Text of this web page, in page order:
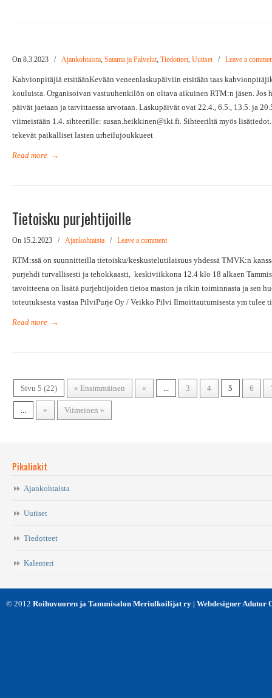
On 8.3.2023 / Ajankohtaista, Satama ja Palvelut, Tiedotteet, Uutiset / Leave a
Kahvionpitäjiä etsitäänKevään veneenlaskupäiviin etsitään taas
kouluista. Organisoivan vastuuhenkilön on oltava aikuinen RTM:n jäsen. Jos
päivät jaetaan ja tarvittaessa arvotaan. Laskupäivät ovat 22.4., 6.5., 13.5. ja
viimeistään 1.4. sihteerille: susan.heikkinen@iki.fi. Sihteeriltä myös
tekevät paikalliset lasten urheilujoukkueet
Read more →
Tietoisku purjehtijoille
On 15.2.2023 / Ajankohtaista / Leave a comment
RTM:ssä on suunnitteilla tietoisku/keskustelutilaisuus yhdessä TMVK:n
purjehdi turvallisesti ja tehokkaasti, keskiviikkona 12.4 klo 18 alkaen
tavoitteena on lisätä purjehtijoiden tietoa maston ja rikin toiminnasta ja sen
toteutuksesta vastaa PilviPurje Oy / Veikko Pilvi Ilmoittautumisesta ym tulee
Read more →
Sivu 5 (22) « Ensimmäinen « ... 3 4 5 6
... » Viimeinen »
Pikalinkit
Ajankohtaista
Uutiset
Tiedotteet
Kalenteri
© 2012 Roihuvuoren ja Tammisalon Meriulkoilijat ry | Webdesigner Adutor